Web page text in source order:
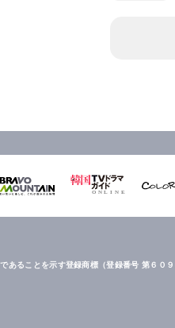
あることを示す登録商標（登録番号 第６０９